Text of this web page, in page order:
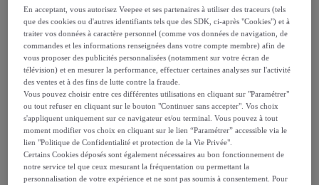
169,00 €
-60%
Vendu parBLANC AVENUE
Livraison
Livraison offerte par la marque
En acceptant, vous autorisez Veepee et ses partenaires à utiliser des traceurs (tels
que des cookies ou d'autres identifiants tels que des SDK, ci-après "Cookies") et à
traiter vos données à caractère personnel (comme vos données de navigation, de
commandes et les informations renseignées dans votre compte membre) afin de
vous proposer des publicités personnalisées (notamment sur votre écran de
télévision) et en mesurer la performance, effectuer certaines analyses sur l'activité
des ventes et à des fins de lutte contre la fraude.
Vous pouvez choisir entre ces différentes utilisations en cliquant sur "Paramétrer"
ou tout refuser en cliquant sur le bouton "Continuer sans accepter". Vos choix
s'appliquent uniquement sur ce navigateur et/ou terminal. Vous pouvez à tout
moment modifier vos choix en cliquant sur le lien “Paramétrer” accessible via le
lien "Politique de Confidentialité et protection de la Vie Privée".
Certains Cookies déposés sont également nécessaires au bon fonctionnement de
notre service tel que ceux mesurant la fréquentation ou permettant la
personnalisation de votre expérience et ne sont pas soumis à consentement. Pour